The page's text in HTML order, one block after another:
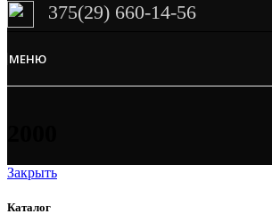
375(29) 660-14-56
МЕНЮ
Закрыть
Каталог